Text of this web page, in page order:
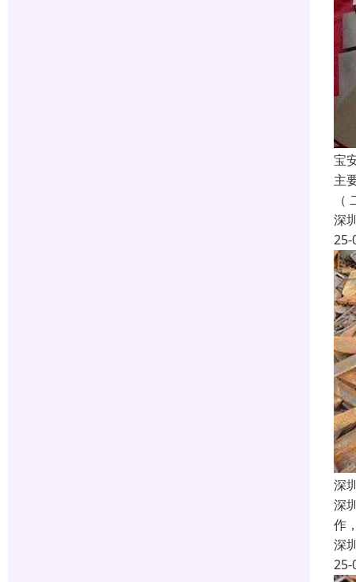
宝
主
深
25-
深
深
作
深
25-